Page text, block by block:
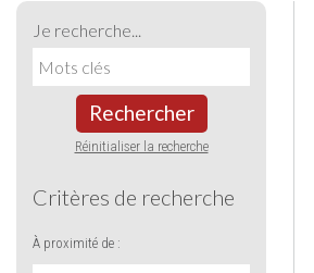
Je recherche...
Rechercher
Réinitialiser la recherche
Critères de recherche
À proximité de :